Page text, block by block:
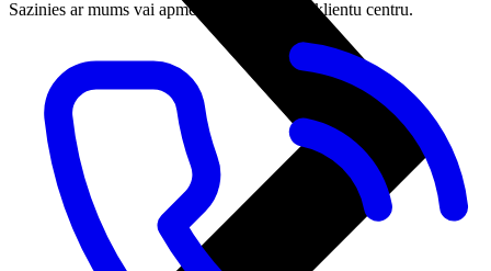
Sazinies ar mums vai apmeklē tuvāko LMT klientu centru.